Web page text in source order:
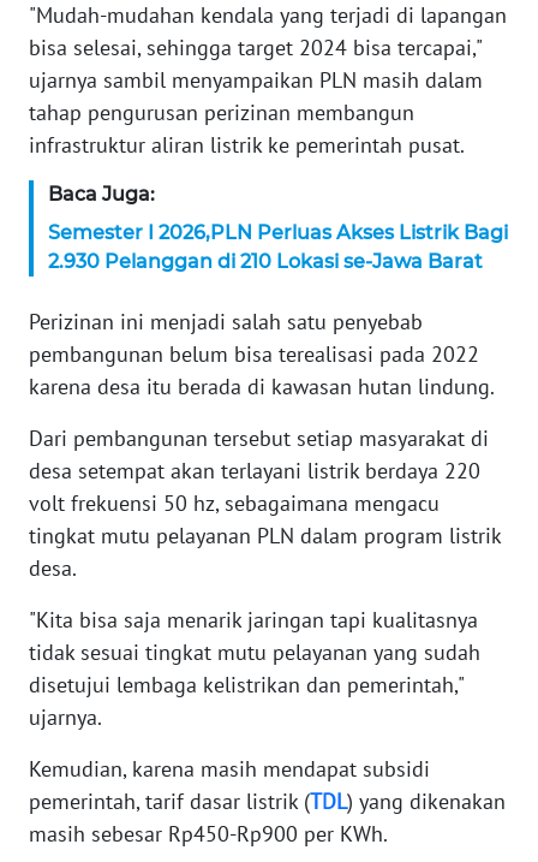
"Mudah-mudahan kendala yang terjadi di lapangan
bisa selesai, sehingga target 2024 bisa tercapai,"
ujarnya sambil menyampaikan PLN masih dalam
tahap pengurusan perizinan membangun
infrastruktur aliran listrik ke pemerintah pusat.
Baca Juga:
Semester I 2026,PLN Perluas Akses Listrik Bagi
2.930 Pelanggan di 210 Lokasi se-Jawa Barat
Perizinan ini menjadi salah satu penyebab
pembangunan belum bisa terealisasi pada 2022
karena desa itu berada di kawasan hutan lindung.
Dari pembangunan tersebut setiap masyarakat di
desa setempat akan terlayani listrik berdaya 220
volt frekuensi 50 hz, sebagaimana mengacu
tingkat mutu pelayanan PLN dalam program listrik
desa.
"Kita bisa saja menarik jaringan tapi kualitasnya
tidak sesuai tingkat mutu pelayanan yang sudah
disetujui lembaga kelistrikan dan pemerintah,"
ujarnya.
Kemudian, karena masih mendapat subsidi
pemerintah, tarif dasar listrik (TDL) yang dikenakan
masih sebesar Rp450-Rp900 per KWh.
NTT
WN
KEPRI
PAPUA
WN
BARAT
RIAU
WN
WN
JAMBI
WN
SULTRA
WN
SULTENG